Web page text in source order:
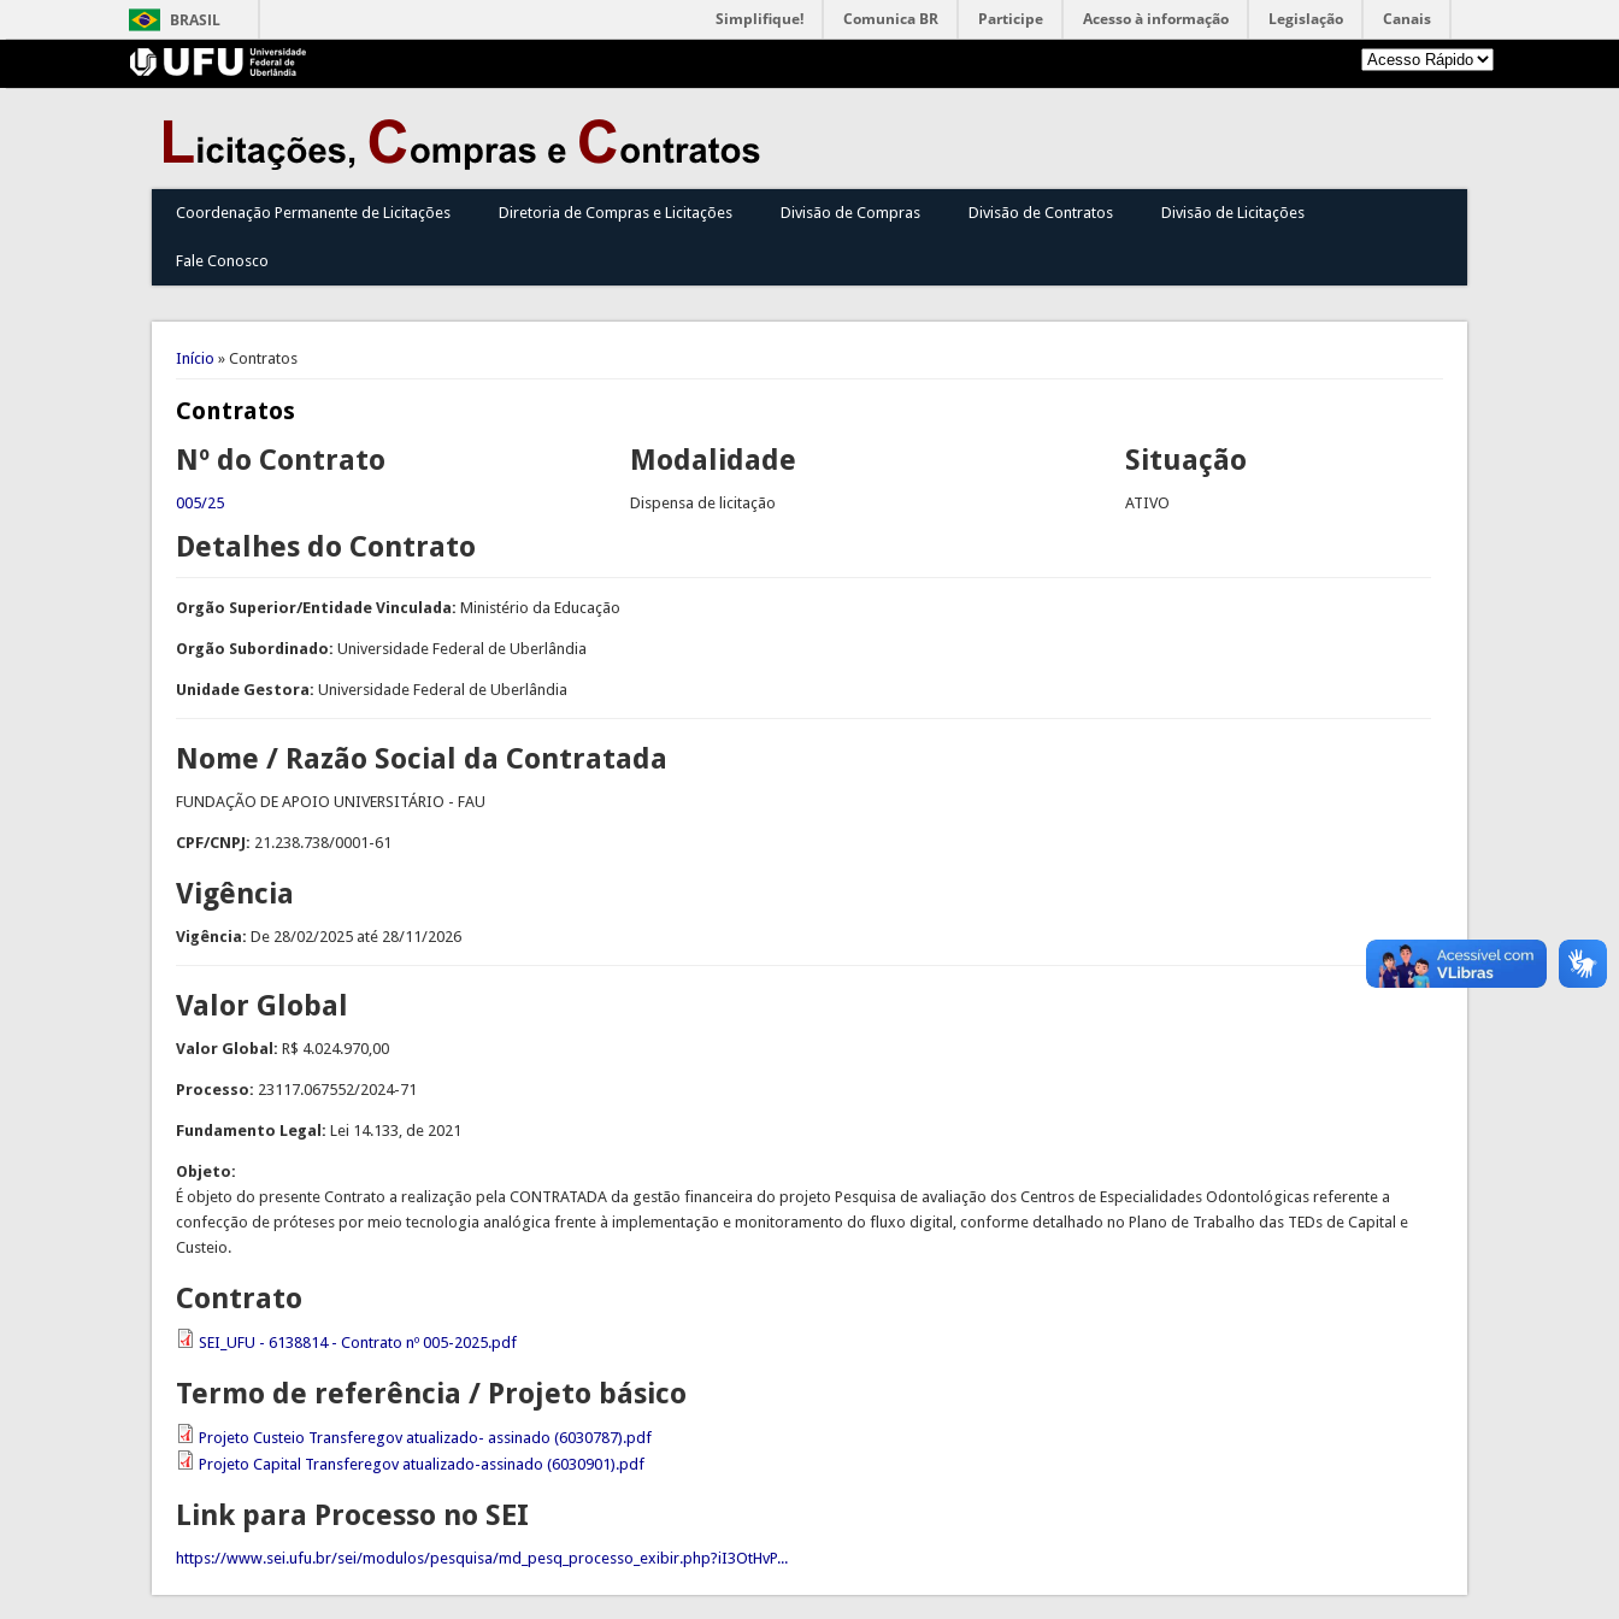
BRASIL Simplifique! Comunica BR Participe Acesso à informação Legislação Canais
Coordenação Permanente de Licitações Diretoria de Compras e Licitações Divisão de Compras Divisão de Contratos Divisão de Licitações
Fale Conosco
Você está aqui
Início » Contratos
Contratos
Nº do Contrato
005/25
Modalidade
Dispensa de licitação
Situação
ATIVO
Detalhes do Contrato
Orgão Superior/Entidade Vinculada: Ministério da Educação
Orgão Subordinado: Universidade Federal de Uberlândia
Unidade Gestora: Universidade Federal de Uberlândia
Nome / Razão Social da Contratada
FUNDAÇÃO DE APOIO UNIVERSITÁRIO - FAU
CPF/CNPJ: 21.238.738/0001-61
Vigência
Vigência: De 28/02/2025até 28/11/2026
Valor Global
Valor Global: R$ 4.024.970,00
Processo: 23117.067552/2024-71
Fundamento Legal: Lei 14.133, de 2021
Objeto:
É objeto do presente Contrato a realização pela CONTRATADA da gestão financeira do projeto Pesquisa de avaliação dos Centros de Especialidades Odontológicas referente a
confecção de próteses por meio tecnologia analógica frente à implementação e monitoramento do fluxo digital, conforme detalhado no Plano de Trabalho das TEDs de Capital e
Custeio.
Contrato
SEI_UFU - 6138814 - Contrato nº 005-2025.pdf
Termo de referência / Projeto básico
Projeto Custeio Transferegov atualizado- assinado (6030787).pdf
Projeto Capital Transferegov atualizado-assinado (6030901).pdf
Link para Processo no SEI
https://www.sei.ufu.br/sei/modulos/pesquisa/md_pesq_processo_exibir.php?iI3OtHvP...